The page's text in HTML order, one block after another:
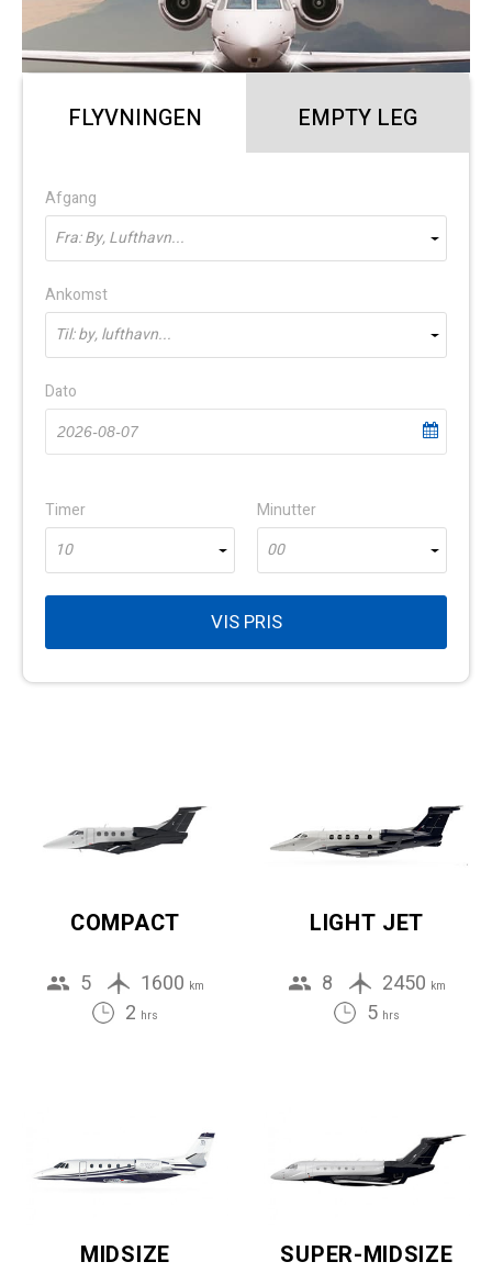
FLYVNINGEN EMPTY LEG
Afgang
Fra: By, Lufthavn...
Ankomst
Til: by, lufthavn...
Dato
Timer
10
Minutter
00
VIS PRIS
COMPACT
5 1600 km
2 hrs
LIGHT JET
8 2450 km
5 hrs
MIDSIZE SUPER-MIDSIZE